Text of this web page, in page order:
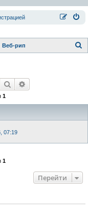
Веб-рип
Поиск
1
07:19
1
Перейти